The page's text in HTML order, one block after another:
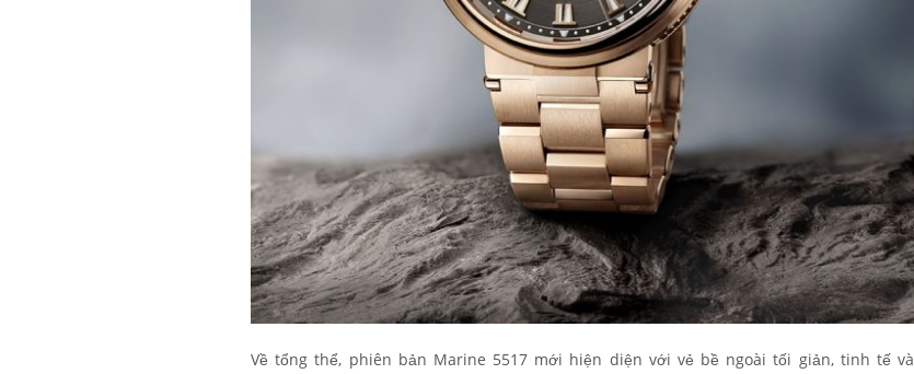
Về tổng thể, phiên bản Marine 5517 mới hiện diện với vẻ bề ngoài tối giản, tinh tế và